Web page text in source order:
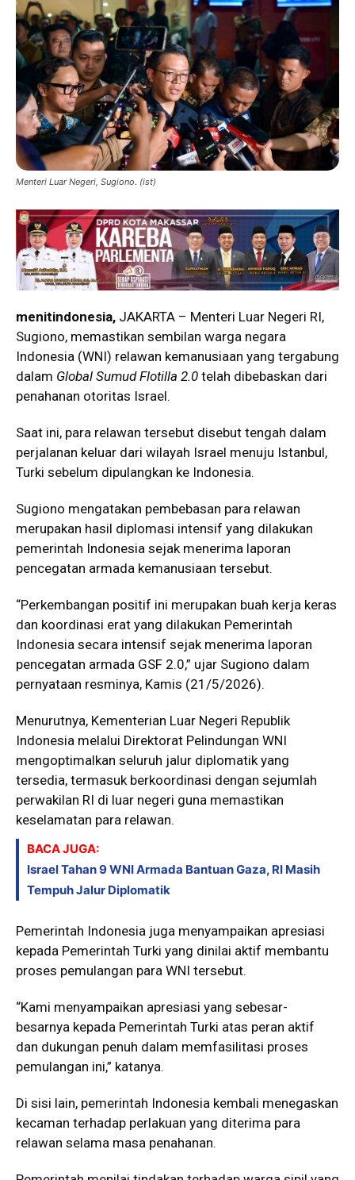
Menteri Luar Negeri, Sugiono. (ist)
menitindonesia, JAKARTA – Menteri Luar Negeri RI,
Sugiono, memastikan sembilan warga negara
Indonesia (WNI) relawan kemanusiaan yang tergabung
dalam Global Sumud Flotilla 2.0 telah dibebaskan dari
penahanan otoritas Israel.
Saat ini, para relawan tersebut disebut tengah dalam
perjalanan keluar dari wilayah Israel menuju Istanbul,
Turki sebelum dipulangkan ke Indonesia.
Sugiono mengatakan pembebasan para relawan
merupakan hasil diplomasi intensif yang dilakukan
pemerintah Indonesia sejak menerima laporan
pencegatan armada kemanusiaan tersebut.
“Perkembangan positif ini merupakan buah kerja keras
dan koordinasi erat yang dilakukan Pemerintah
Indonesia secara intensif sejak menerima laporan
pencegatan armada GSF 2.0,” ujar Sugiono dalam
pernyataan resminya, Kamis (21/5/2026).
Menurutnya, Kementerian Luar Negeri Republik
Indonesia melalui Direktorat Pelindungan WNI
mengoptimalkan seluruh jalur diplomatik yang
tersedia, termasuk berkoordinasi dengan sejumlah
perwakilan RI di luar negeri guna memastikan
keselamatan para relawan.
BACA JUGA:
Israel Tahan 9 WNI Armada Bantuan Gaza, RI Masih
Tempuh Jalur Diplomatik
Pemerintah Indonesia juga menyampaikan apresiasi
kepada Pemerintah Turki yang dinilai aktif membantu
proses pemulangan para WNI tersebut.
“Kami menyampaikan apresiasi yang sebesar-
besarnya kepada Pemerintah Turki atas peran aktif
dan dukungan penuh dalam memfasilitasi proses
pemulangan ini,” katanya.
Di sisi lain, pemerintah Indonesia kembali menegaskan
kecaman terhadap perlakuan yang diterima para
relawan selama masa penahanan.